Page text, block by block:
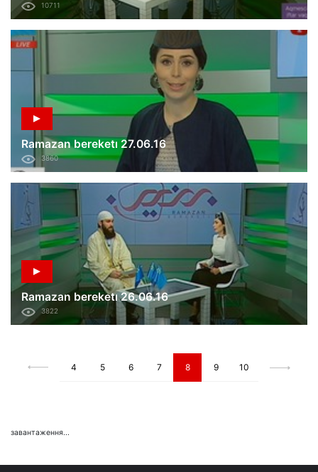
10711
Ramazan bereketı 27.06.16
3860
Ramazan bereketı 26.06.16
3822
4 5 6 7 8 9 10
завантаження...